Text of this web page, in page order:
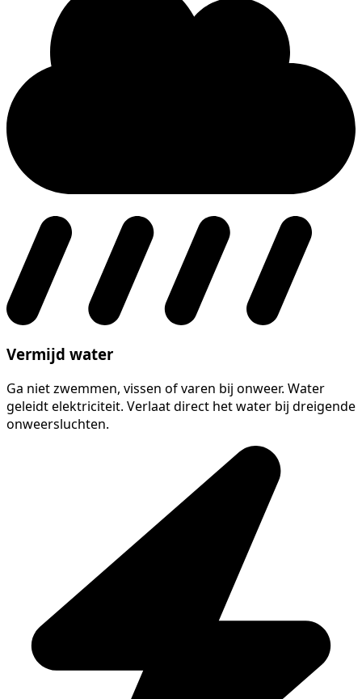
Vermijd water
Ga niet zwemmen, vissen of varen bij onweer. Water
geleidt elektriciteit. Verlaat direct het water bij dreigende
onweersluchten.